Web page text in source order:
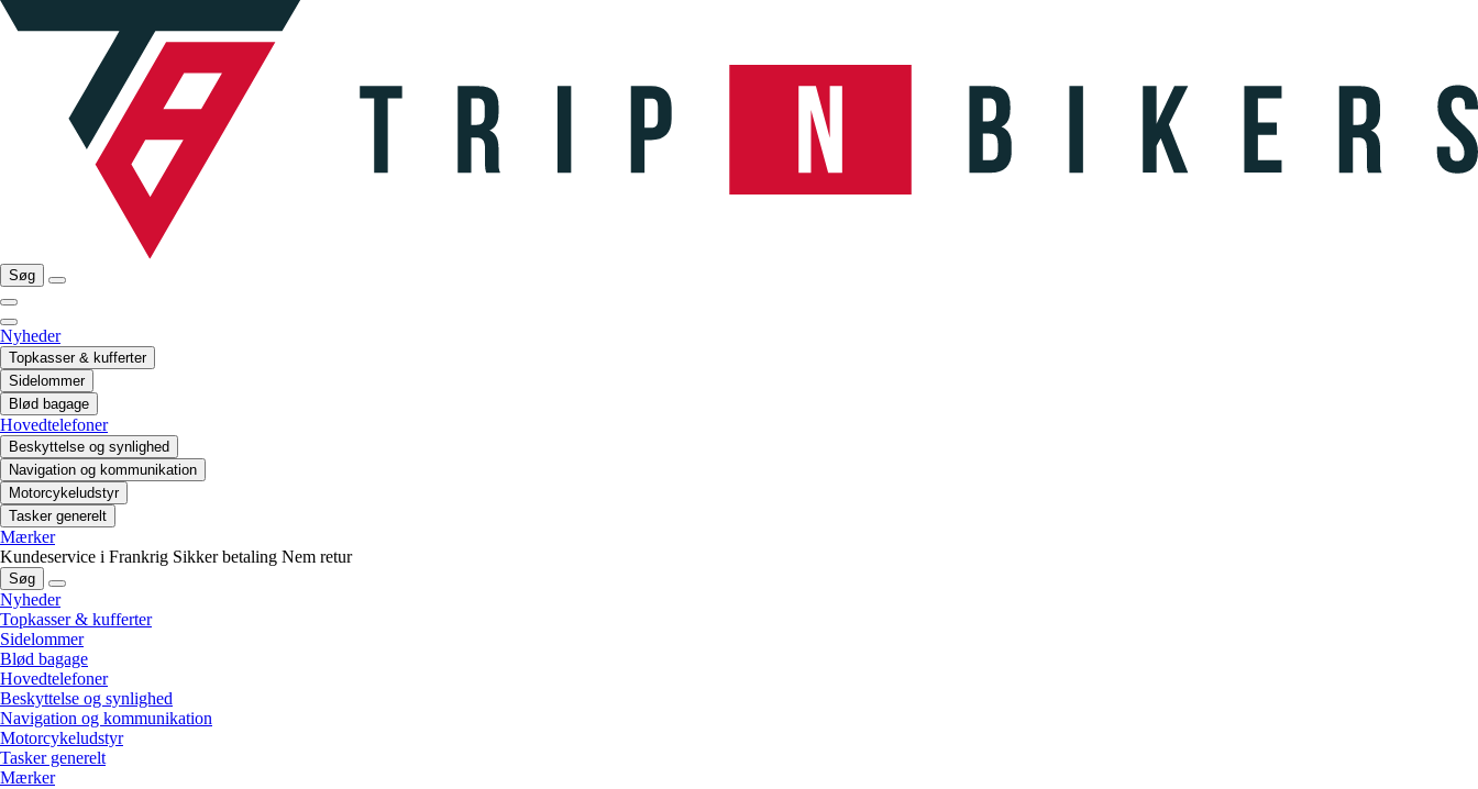
Søg
Nyheder
Topkasser & kufferter
Sidelommer
Blød bagage
Hovedtelefoner
Beskyttelse og synlighed
Navigation og kommunikation
Motorcykeludstyr
Tasker generelt
Mærker
Kundeservice i Frankrig Sikker betaling Nem retur
Søg
Nyheder
Topkasser & kufferter
Sidelommer
Blød bagage
Hovedtelefoner
Beskyttelse og synlighed
Navigation og kommunikation
Motorcykeludstyr
Tasker generelt
Mærker